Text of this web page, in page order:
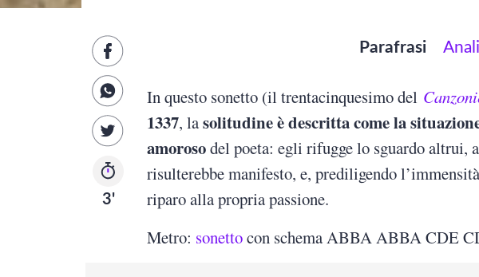
3'
Parafrasi
In questo sonetto (il trentacinquesimo del
1337, lasolitudine è descritta come la
amorosodel poeta: egli rifugge lo sguardo altrui,
risulterebbe manifesto, e, prediligendo
riparo alla propria passione.
Metro: sonettocon schema ABBA ABBA CDE